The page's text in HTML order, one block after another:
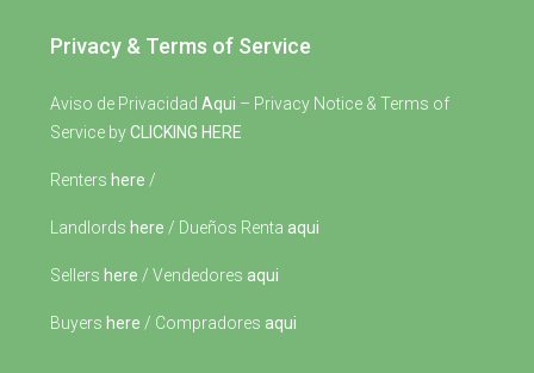
Privacy & Terms of Service
Aviso de Privacidad Aqui – Privacy Notice & Terms of
Service byCLICKING HERE
Renters here /
Landlords here / Dueños Renta aqui
Sellers here / Vendedores aqui
Buyers here / Compradores aqui